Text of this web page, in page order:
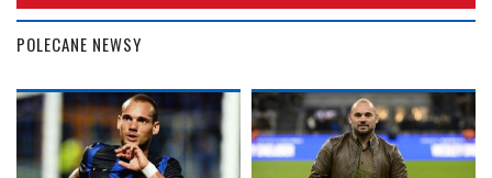
POLECANE NEWSY